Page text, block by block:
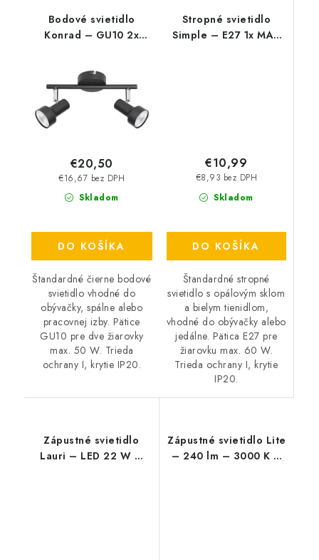
Bodové svietidlo
Konrad – GU10 2x
Skladom
€16,67 bez DPH
€20,50
DO KOŠÍKA
Štandardné čierne bodové
svietidlo vhodné do
obývačky, spálne alebo
pracovnej izby. Pätice
GU10 pre dve žiarovky
max. 50 W. Trieda
ochrany I, krytie IP20.
Stropné svietidlo
Simple – E27 1x MAX
Skladom
€8,93 bez DPH
€10,99
DO KOŠÍKA
Štandardné stropné
svietidlo s opálovým sklom
a bielym tienidlom,
vhodné do obývačky alebo
jedálne. Pätica E27 pre
žiarovku max. 60 W.
Trieda ochrany I, krytie
IP20.
Zápustné svietidlo
Lauri – LED 22 W –
Zápustné svietidlo Lite
– 240 lm – 3000 K –